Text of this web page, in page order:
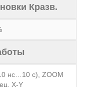
Кразв.
нс…10 с), ZOOM
X-Y